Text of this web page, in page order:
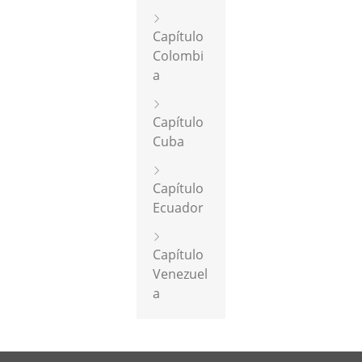
Capítulo
Colombi
a
Capítulo
Cuba
Capítulo
Ecuador
Capítulo
Venezuel
a